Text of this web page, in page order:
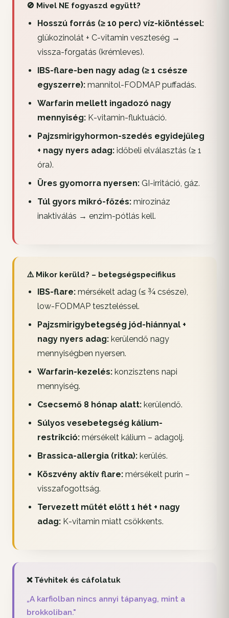
🚫 Mivel NE fogyaszd együtt?
Hosszú forrás (≥ 10 perc) víz-kiöntéssel:
glükozinolát + C-vitamin veszteség →
vissza-forgatás (krémleves).
IBS-flare-ben nagy adag (≥ 1 csésze
egyszerre):mannitol-FODMAP puffadás.
Warfarin mellett ingadozó nagy
mennyiség:K-vitamin-fluktuáció.
Pajzsmirigyhormon-szedés egyidejűleg
+ nagy nyers adag:időbeli elválasztás (≥ 1
óra).
Üres gyomorra nyersen:GI-irritáció, gáz.
Túl gyors mikró-főzés:mirozináz
inaktiválás → enzim-pótlás kell.
⚠️ Mikor kerüld? – betegségspecifikus
IBS-flare:mérsékelt adag (≤ ¾ csésze),
low-FODMAP teszteléssel.
Pajzsmirigybetegség jód-hiánnyal +
nagy nyers adag:kerülendő nagy
mennyiségben nyersen.
Warfarin-kezelés:konzisztens napi
mennyiség.
Csecsemő 8 hónap alatt:kerülendő.
Súlyos vesebetegség kálium-
restrikció:mérsékelt kálium – adagolj.
Brassica-allergia (ritka):kerülés.
Köszvény aktív flare:mérsékelt purin –
visszafogottság.
Tervezett műtét előtt 1 hét + nagy
adag:K-vitamin miatt csökkents.
❌ Tévhitek és cáfolatuk
„A karfiolban nincs annyi tápanyag, mint a
brokkoliban."